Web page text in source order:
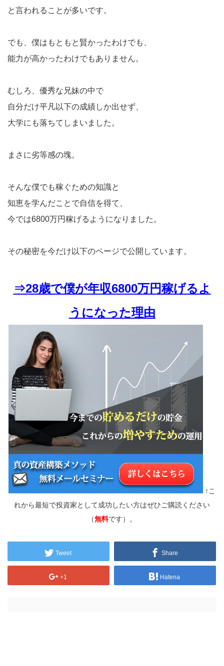
と言われることが多いです。
でも、僕はもともと賢かったわけでも、
能力が高かったわけでもありません。
むしろ、優秀な兄妹の中で
自分だけ平凡以下の成績しか出せず、
大学にも落ちてしまいました。
まさに劣等感の塊。
そんな僕でも稼ぐための知識と
知恵を学んだことで自信を得て、
今では6800万円稼げるようになりました。
その秘密を今だけ以下のページで公開しています。
⇒28歳で僕が年収6800万円稼げるよ
うになった理由
↑こ
れから最短で投資家として成功したい方はぜひご購読ください
（無料です）。
Tweet Share
+1 Hatena